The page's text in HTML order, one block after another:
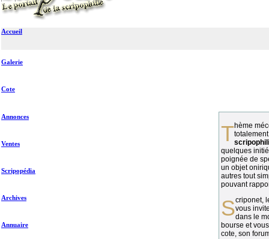
Accueil
Galerie
Cote
Annonces
Ventes
Scripopédia
Archives
Annuaire
Thème méconnu des collectionneurs et
quelques
poignée de
un objet
autres tout
pouvant
vous
dans le
bourse et
cote, son